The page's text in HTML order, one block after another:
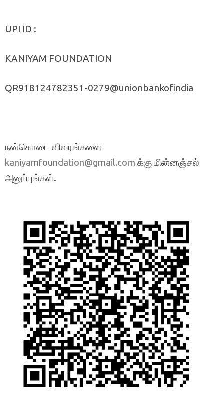
UPI ID :
KANIYAM FOUNDATION
QR918124782351-0279@unionbankofindia
நன்கொடை விவரங்களை
kaniyamfoundation@gmail.com க்கு மின்னஞ்சல்
அனுப்புங்கள்.